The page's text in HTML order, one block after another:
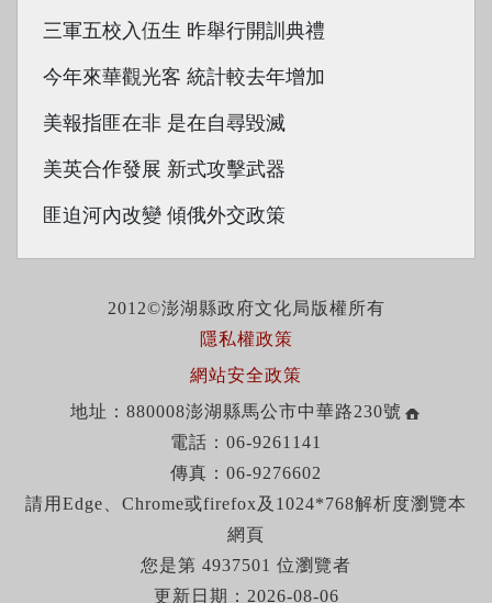
三軍五校入伍生 昨舉行開訓典禮
今年來華觀光客 統計較去年增加
美報指匪在非 是在自尋毀滅
美英合作發展 新式攻擊武器
匪迫河內改變 傾俄外交政策
2012©澎湖縣政府文化局版權所有
隱私權政策
網站安全政策
地址：880008澎湖縣馬公市中華路230號
電話：06-9261141
傳真：06-9276602
請用Edge、Chrome或firefox及1024*768解析度瀏覽本
網頁
您是第 4937501 位瀏覽者
更新日期：2026-08-06